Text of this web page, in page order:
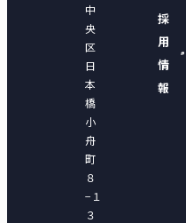
中
央
区
日
本
橋
小
舟
町
８
−１
３
採
用
情
報